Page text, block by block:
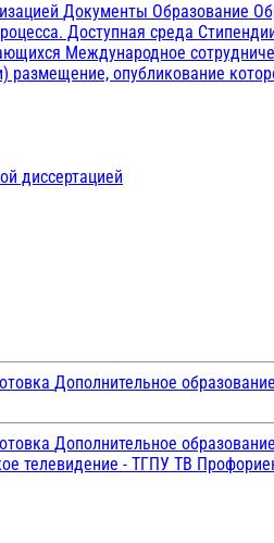
Документы Образование
Доступная среда
Международное
опубликование
диссертацией
Дополнительное
Дополнительное
телевидение - ТГПУ ТВ